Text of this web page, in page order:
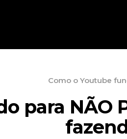
Como o Youtube
para NÃO